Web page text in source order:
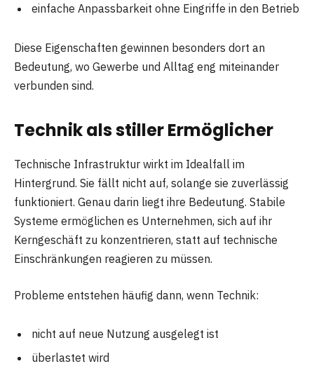
einfache Anpassbarkeit ohne Eingriffe in den Betrieb
Diese Eigenschaften gewinnen besonders dort an
Bedeutung, wo Gewerbe und Alltag eng miteinander
verbunden sind.
Technik als stiller Ermöglicher
Technische Infrastruktur wirkt im Idealfall im
Hintergrund. Sie fällt nicht auf, solange sie zuverlässig
funktioniert. Genau darin liegt ihre Bedeutung. Stabile
Systeme ermöglichen es Unternehmen, sich auf ihr
Kerngeschäft zu konzentrieren, statt auf technische
Einschränkungen reagieren zu müssen.
Probleme entstehen häufig dann, wenn Technik:
nicht auf neue Nutzung ausgelegt ist
überlastet wird